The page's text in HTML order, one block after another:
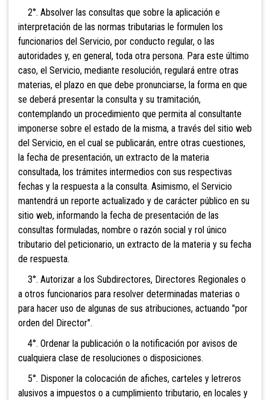
2°. Absolver las consultas que sobre la aplicación e
interpretación de las normas tributarias le formulen los
funcionarios del Servicio, por conducto regular, o las
autoridades y, en general, toda otra persona. Para este último
caso, el Servicio, mediante resolución, regulará entre otras
materias, el plazo en que debe pronunciarse, la forma en que
se deberá presentar la consulta y su tramitación,
contemplando un procedimiento que permita al consultante
imponerse sobre el estado de la misma, a través del sitio web
del Servicio, en el cual se publicarán, entre otras cuestiones,
la fecha de presentación, un extracto de la materia
consultada, los trámites intermedios con sus respectivas
fechas y la respuesta a la consulta. Asimismo, el Servicio
mantendrá un reporte actualizado y de carácter público en su
sitio web, informando la fecha de presentación de las
consultas formuladas, nombre o razón social y rol único
tributario del peticionario, un extracto de la materia y su fecha
de respuesta.
3°. Autorizar a los Subdirectores, Directores Regionales o
a otros funcionarios para resolver determinadas materias o
para hacer uso de algunas de sus atribuciones, actuando "por
orden del Director".
4°. Ordenar la publicación o la notificación por avisos de
cualquiera clase de resoluciones o disposiciones.
5°. Disponer la colocación de afiches, carteles y letreros
alusivos a impuestos o a cumplimiento tributario, en locales y